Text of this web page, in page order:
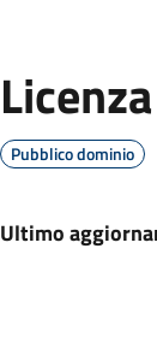
Pubblico dominio
Ultimo